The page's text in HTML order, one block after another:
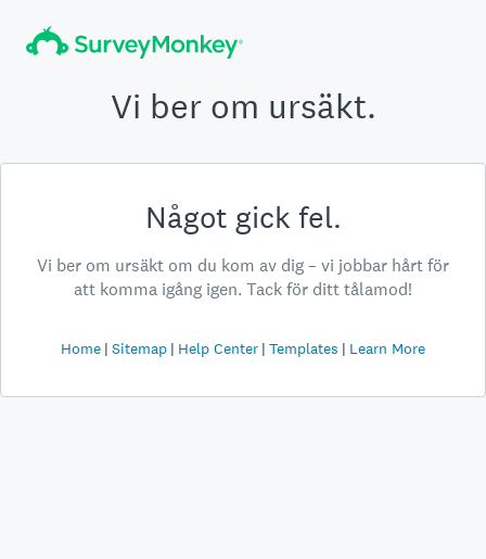
Vi ber om ursäkt.
Något gick fel.
Vi ber om ursäkt om du kom av dig – vi jobbar hårt för
att komma igång igen. Tack för ditt tålamod!
Home Sitemap Help Center Templates Learn More